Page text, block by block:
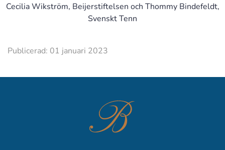
Cecilia Wikström, Beijerstiftelsen och Thommy Bindefeldt,
Svenskt Tenn
Publicerad: 01 januari 2023